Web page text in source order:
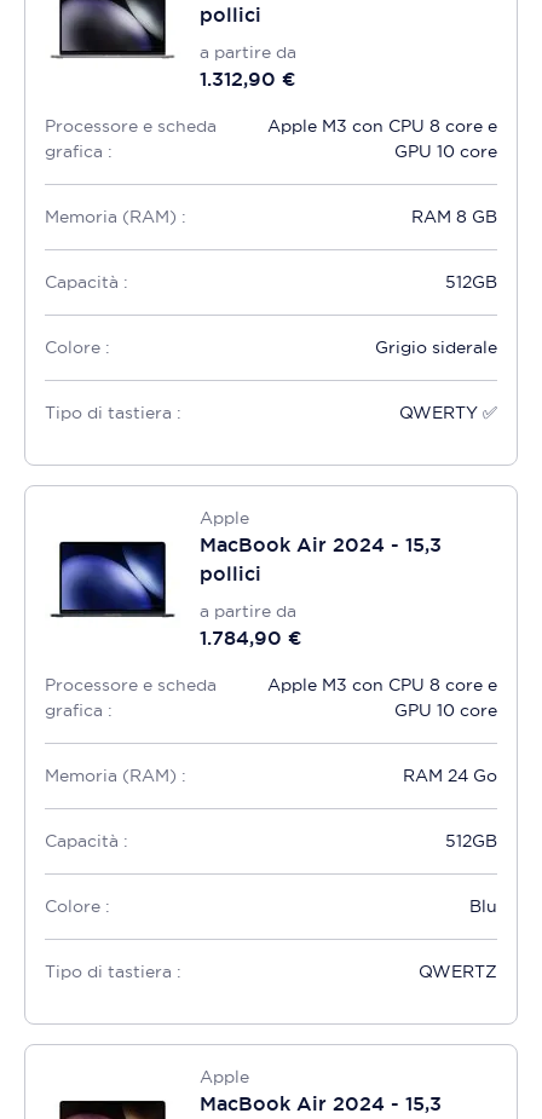
pollici
a partire da
1.312,90 €
Processore e scheda
grafica :
Apple M3 con CPU 8 core e
GPU 10 core
Memoria (RAM) : RAM 8 GB
Capacità : 512GB
Colore : Grigio siderale
Tipo di tastiera : QWERTY ✅
Apple
MacBook Air 2024 - 15,3
pollici
a partire da
1.784,90 €
Processore e scheda
grafica :
Apple M3 con CPU 8 core e
GPU 10 core
Memoria (RAM) : RAM 24 Go
Capacità : 512GB
Colore : Blu
Tipo di tastiera : QWERTZ
Apple
MacBook Air 2024 - 15,3